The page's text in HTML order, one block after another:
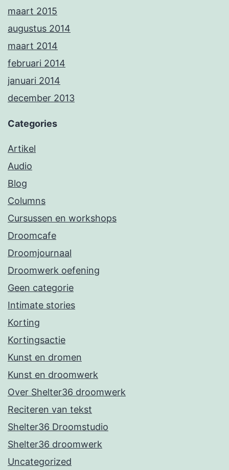
maart 2015
augustus 2014
maart 2014
februari 2014
januari 2014
december 2013
Categories
Artikel
Audio
Blog
Columns
Cursussen en workshops
Droomcafe
Droomjournaal
Droomwerk oefening
Geen categorie
Intimate stories
Korting
Kortingsactie
Kunst en dromen
Kunst en droomwerk
Over Shelter36 droomwerk
Reciteren van tekst
Shelter36 Droomstudio
Shelter36 droomwerk
Uncategorized